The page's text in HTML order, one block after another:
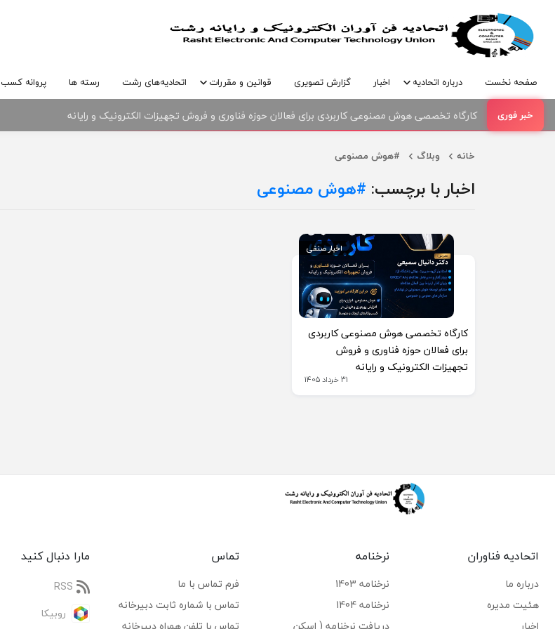
صفحه نخست درباره اتحادیه اخبار گزارش تصویری قوانین و مقررات اتحادیه‌های رشت رسته ها پروانه کسب
کارگاه تخصصی هوش مصنوعی کاربردی برای فعالان حوزه فناوری و فروش تجهیزات الکترونیک و رایانه
خانه وبلاگ #هوش مصنوعی
اخبار با برچسب: هوش مصنوعی#
اخبار صنفی
اخبار صنفی
کارگاه تخصصی هوش مصنوعی کاربردی
برای فعالان حوزه فناوری و فروش
تجهیزات الکترونیک و رایانه
31 خرداد 1405
اتحادیه فناوران
درباره ما
هئیت مدیره
نرخنامه
نرخنامه 1403
نرخنامه 1404
تماس
فرم تماس با ما
تماس با شماره ثابت دبیرخانه
مارا دنبال کنید
RSS
روبیکا